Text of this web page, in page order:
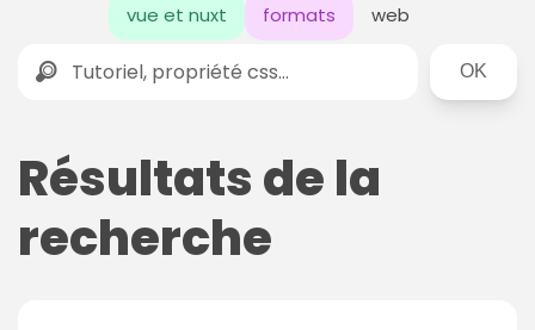
vue et nuxt formats web
Rechercher
Résultats de la
recherche